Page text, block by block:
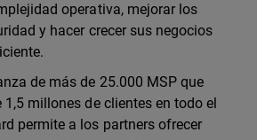
operativa, mejorar los
y hacer crecer sus negocios
de más de 25.000 MSP que
millones de clientes en todo el
permite a los partners ofrecer